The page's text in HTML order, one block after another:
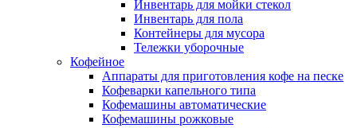
Инвентарь для мойки стекол
Инвентарь для пола
Контейнеры для мусора
Тележки уборочные
Кофейное
Аппараты для приготовления кофе на песке
Кофеварки капельного типа
Кофемашины автоматические
Кофемашины рожковые